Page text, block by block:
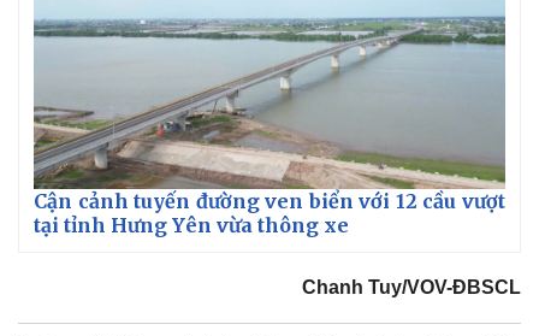
Cận cảnh tuyến đường ven biển với 12 cầu vượt
tại tỉnh Hưng Yên vừa thông xe
Chanh Tuy/VOV-ĐBSCL